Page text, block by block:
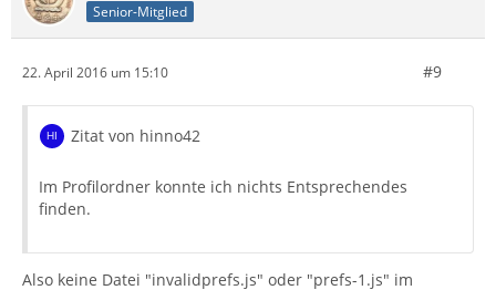
Senior-Mitglied
22. April 2016 um 15:10 #9
Zitat von hinno42
Im Profilordner konnte ich nichts Entsprechendes
finden.
Also keine Datei "invalidprefs.js" oder "prefs-1.js" im